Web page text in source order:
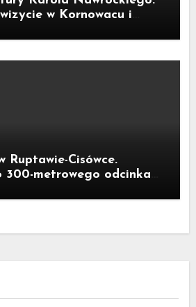
w Kornowacu i
Ruptawie-Cisówce.
300-metrowego odcinka